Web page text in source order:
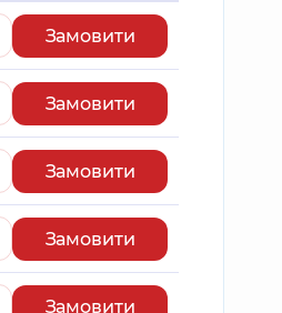
Замовити
Замовити
Замовити
Замовити
Замовити